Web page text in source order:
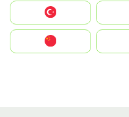
United States
中國香港特別行政區